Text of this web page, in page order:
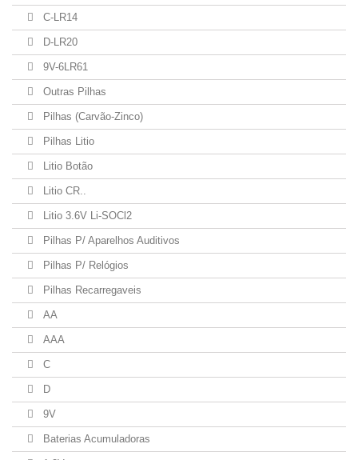
C-LR14
D-LR20
9V-6LR61
Outras Pilhas
Pilhas (Carvão-Zinco)
Pilhas Litio
Litio Botão
Litio CR..
Litio 3.6V Li-SOCl2
Pilhas P/ Aparelhos Auditivos
Pilhas P/ Relógios
Pilhas Recarregaveis
AA
AAA
C
D
9V
Baterias Acumuladoras